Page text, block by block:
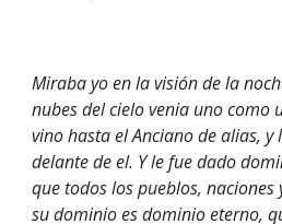
Miraba yo en la visión de la
nubes del cielo venia uno como
vino hasta el Anciano de alias, y
delante de el. Y le fue dado
que todos los pueblos, naciones
su dominio es dominio eterno,